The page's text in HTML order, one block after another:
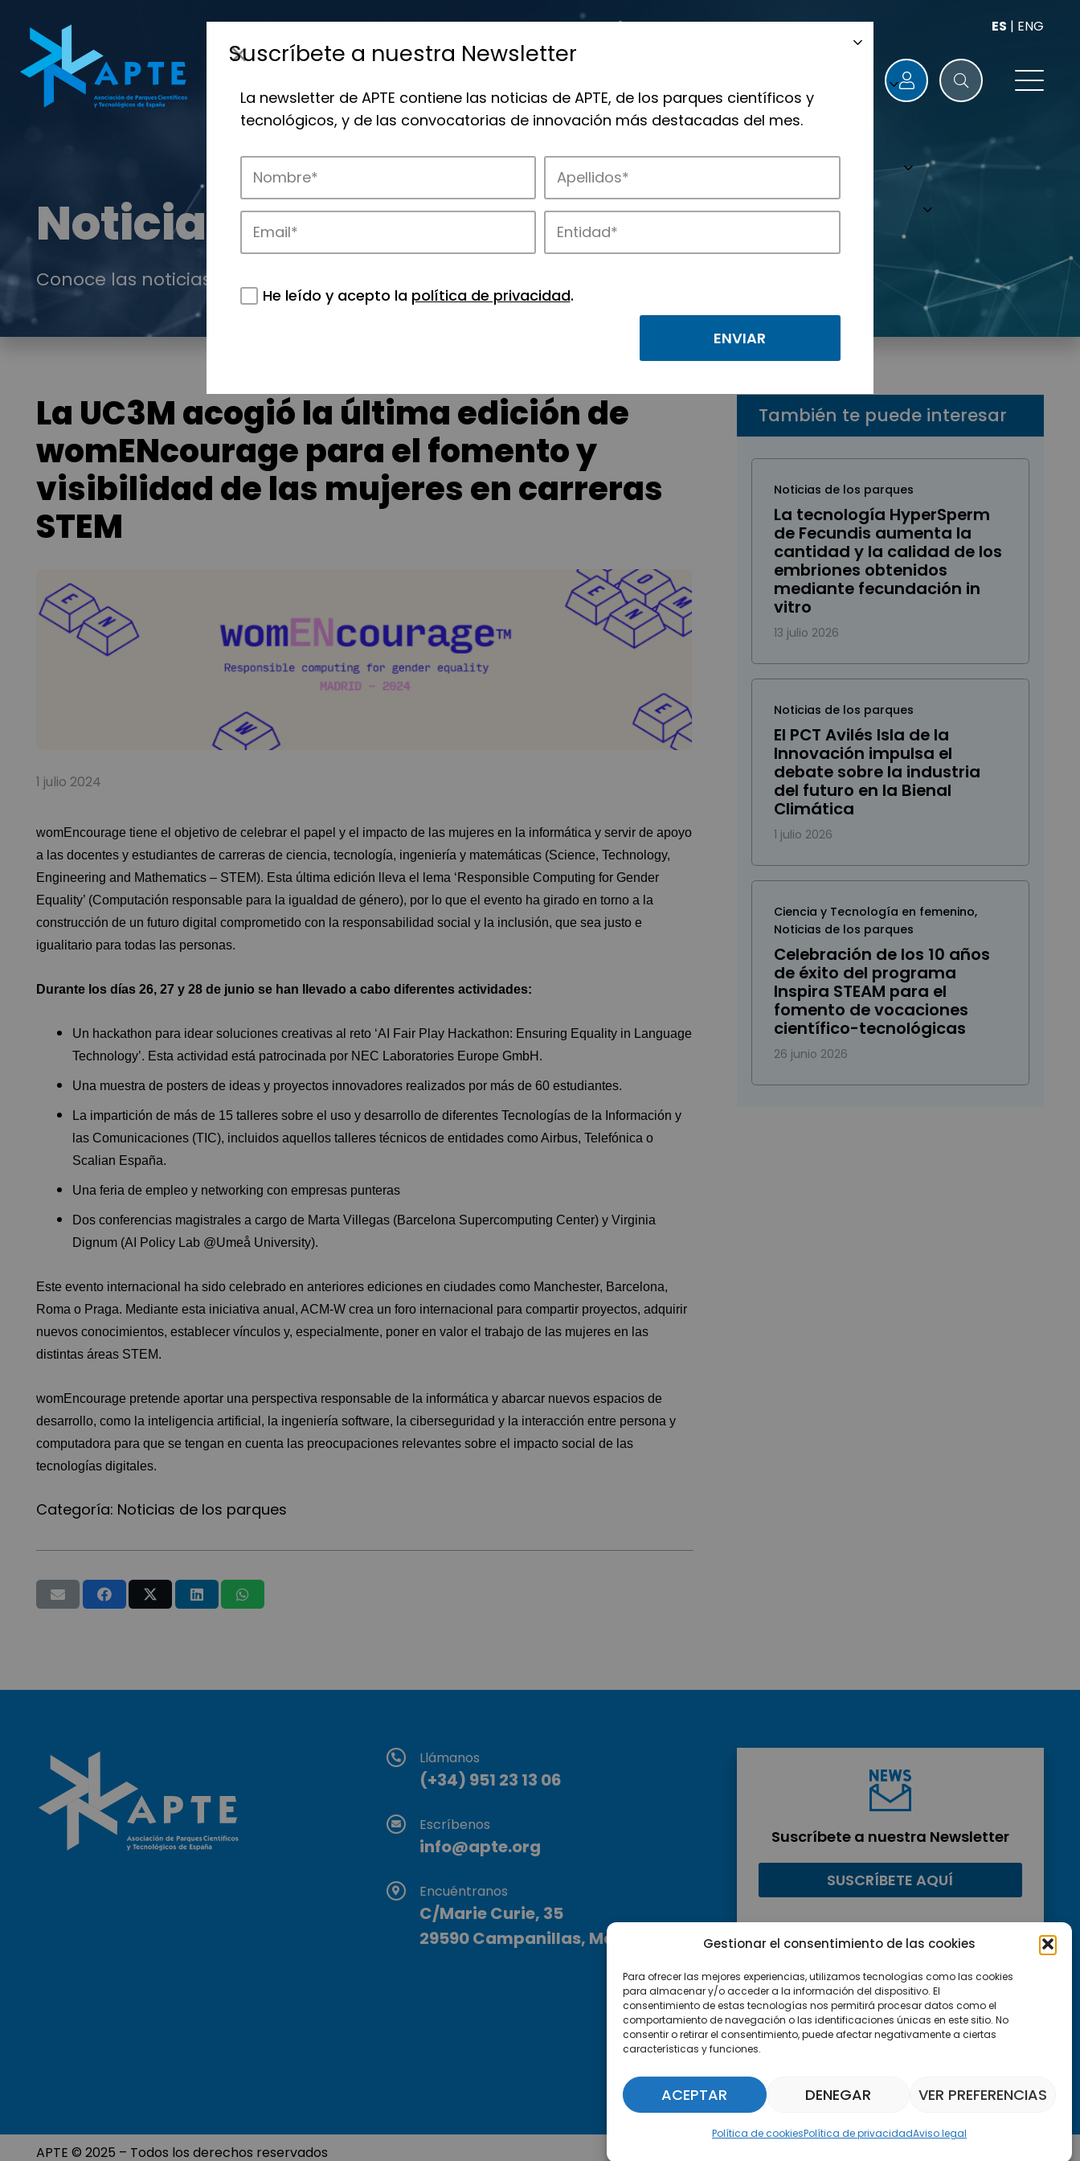
Gestionar el consentimiento de las cookies
Para ofrecer las mejores experiencias, utilizamos tecnologías como las cookies
para almacenar y/o acceder a la información del dispositivo. El
consentimiento de estas tecnologías nos permitirá procesar datos como el
comportamiento de navegación o las identificaciones únicas en este sitio. No
consentir o retirar el consentimiento, puede afectar negativamente a ciertas
características y funciones.
ACEPTAR DENEGAR VER PREFERENCIAS
Política de cookiesPolítica de privacidadAviso legal
ES | ENG
Noticias
Conoce las noticias más destacadas de APTE y sus parques científicos y tecnológicos.
La UC3M acogió la última edición de
womENcourage para el fomento y
visibilidad de las mujeres en carreras
STEM
1 julio 2024
womEncourage tiene el objetivo de celebrar el papel y el impacto de las mujeres en la informática y servir de apoyo
a las docentes y estudiantes de carreras de ciencia, tecnología, ingeniería y matemáticas (Science, Technology,
Engineering and Mathematics – STEM). Esta última edición lleva el lema ‘Responsible Computing for Gender
Equality’ (Computación responsable para la igualdad de género), por lo que el evento ha girado en torno a la
construcción de un futuro digital comprometido con la responsabilidad social y la inclusión, que sea justo e
igualitario para todas las personas.
Durante los días 26, 27 y 28 de junio se han llevado a cabo diferentes actividades:
Un hackathon para idear soluciones creativas al reto ‘AI Fair Play Hackathon: Ensuring Equality in Language
Technology’. Esta actividad está patrocinada por NEC Laboratories Europe GmbH.
Una muestra de posters de ideas y proyectos innovadores realizados por más de 60 estudiantes.
La impartición de más de 15 talleres sobre el uso y desarrollo de diferentes Tecnologías de la Información y
las Comunicaciones (TIC), incluidos aquellos talleres técnicos de entidades como Airbus, Telefónica o
Scalian España.
Una feria de empleo y networking con empresas punteras
Dos conferencias magistrales a cargo de Marta Villegas (Barcelona Supercomputing Center) y Virginia
Dignum (AI Policy Lab @Umeå University).
Este evento internacional ha sido celebrado en anteriores ediciones en ciudades como Manchester, Barcelona,
Roma o Praga. Mediante esta iniciativa anual, ACM-W crea un foro internacional para compartir proyectos, adquirir
nuevos conocimientos, establecer vínculos y, especialmente, poner en valor el trabajo de las mujeres en las
distintas áreas STEM.
womEncourage pretende aportar una perspectiva responsable de la informática y abarcar nuevos espacios de
desarrollo, como la inteligencia artificial, la ingeniería software, la ciberseguridad y la interacción entre persona y
computadora para que se tengan en cuenta las preocupaciones relevantes sobre el impacto social de las
tecnologías digitales.
Categoría: Noticias de los parques
También te puede interesar
Noticias de los parques
La tecnología HyperSperm
de Fecundis aumenta la
cantidad y la calidad de los
embriones obtenidos
mediante fecundación in
vitro
13 julio 2026
Noticias de los parques
El PCT Avilés Isla de la
Innovación impulsa el
debate sobre la industria
del futuro en la Bienal
Climática
1 julio 2026
Ciencia y Tecnología en femenino,
Noticias de los parques
Celebración de los 10 años
de éxito del programa
Inspira STEAM para el
fomento de vocaciones
científico-tecnológicas
26 junio 2026
Llámanos
(+34) 951 23 13 06
Escríbenos
info@apte.org
Encuéntranos
C/Marie Curie, 35
29590 Campanillas, Málaga
Suscríbete a nuestra Newsletter
SUSCRÍBETE AQUÍ
APTE © 2025 – Todos los derechos reservados
Suscríbete a nuestra Newsletter
La newsletter de APTE contiene las noticias de APTE, de los parques científicos y
tecnológicos, y de las convocatorias de innovación más destacadas del mes.
He leído y acepto la política de privacidad.